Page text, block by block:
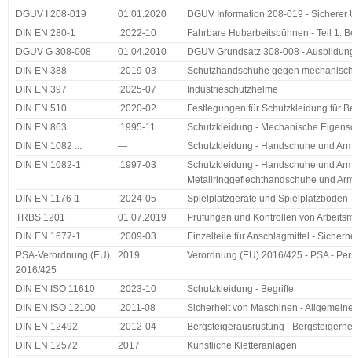
DGUV I 208-019
01.01.2020
DGUV Information 208-019 -
DIN EN 280-1
:2022-10
Fahrbare Hubarbeitsbühnen - Teil 1:
DGUV G 308-008
01.04.2010
DGUV Grundsatz 308-008 -
DIN EN 388
:2019-03
Schutzhandschuhe gegen
DIN EN 397
:2025-07
Industrieschutzhelme
DIN EN 510
:2020-02
Festlegungen für Schutzkleidung für
DIN EN 863
:1995-11
Schutzkleidung - Mechanische
DIN EN 1082 ...
—
Schutzkleidung - Handschuhe und
DIN EN 1082-1
:1997-03
Schutzkleidung - Handschuhe und
Metallringgeflechthandschuhe und
DIN EN 1176-1
:2024-05
Spielplatzgeräte und Spielplatzböden
TRBS 1201
01.07.2019
Prüfungen und Kontrollen von
DIN EN 1677-1
:2009-03
Einzelteile für Anschlagmittel -
PSA-Verordnung (EU)
2016/425
2019 Verordnung (EU) 2016/425 - PSA -
DIN EN ISO 11610 :2023-10
Schutzkleidung - Begriffe
DIN EN ISO 12100
:2011-08
Sicherheit von Maschinen -
DIN EN 12492
:2012-04
Bergsteigerausrüstung -
DIN EN 12572
2017
Künstliche Kletteranlagen